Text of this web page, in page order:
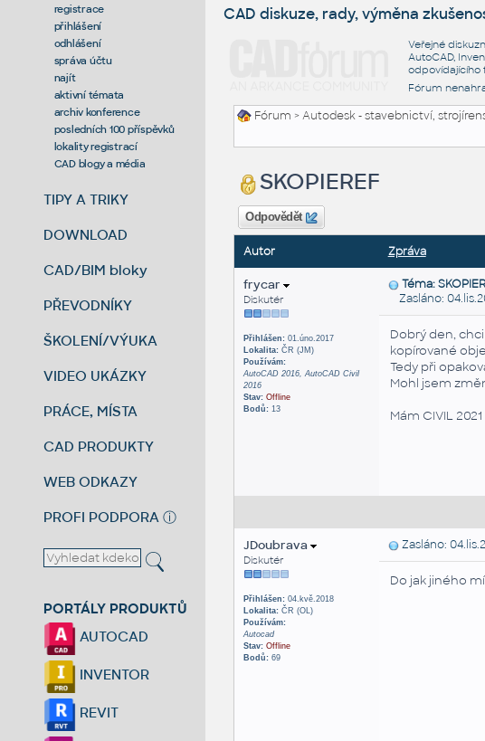
registrace
přihlášení
odhlášení
správa účtu
najít
aktivní témata
archiv konference
posledních 100 příspěvků
lokality registrací
CAD blogy a média
TIPY A TRIKY
DOWNLOAD
CAD/BIM bloky
PŘEVODNÍKY
ŠKOLENÍ/VÝUKA
VIDEO UKÁZKY
PRÁCE, MÍSTA
CAD PRODUKTY
WEB ODKAZY
PROFI PODPORA ⓘ
PORTÁLY PRODUKTŮ
AUTOCAD
INVENTOR
REVIT
CAD diskuze, rady, výměna
Veřejné
AutoCAD,
odpovídajícího
Fórum
Fórum >Autodesk - stavebnictví,
SKOPIEREF
Odpovědět
Autor Zpráva
frycar
Diskutér
Přihlášen:01.úno.2017
Lokalita:ČR (JM)
Používám:
AutoCAD 2016, AutoCAD Civil
2016
Stav: Offline
Bodů:13
Téma:
Zasláno:
Dobrý den,
kopírované
Tedy při
Mohl jsem
Mám CIVIL 2021
JDoubrava
Diskutér
Přihlášen:04.kvě.2018
Lokalita:ČR (OL)
Používám:
Autocad
Stav: Offline
Bodů:69
Zasláno:
Do jak jiného